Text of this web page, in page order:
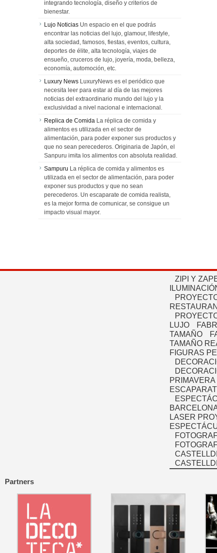
integrando tecnología, diseño y criterios de
bienestar.
Lujo Noticias Un espacio en el que podrás
encontrar las noticias del lujo, glamour, lifestyle,
alta sociedad, famosos, fiestas, eventos, cultura,
deportes de élite, alta tecnología, viajes de
ensueño, cruceros de lujo, joyería, moda, belleza,
economía, automoción, etc.
Luxury News LuxuryNews es el periódico que
necesita leer para estar al día de las mejores
noticias del extraordinario mundo del lujo y la
exclusividad a nivel nacional e internacional.
Replica de Comida La réplica de comida y
alimentos es utilizada en el sector de
alimentación, para poder exponer sus productos y
que no sean perecederos. Originaria de Japón, el
Sanpuru imita los alimentos con absoluta realidad.
Sampuru La réplica de comida y alimentos es
utilizada en el sector de alimentación, para poder
exponer sus productos y que no sean
perecederos. Un escaparate de comida realista,
es la mejor forma de comunicar, se consigue un
impacto visual mayor.
ZIPI Y
LUJO
TAMAÑO
TAMAÑO
FIGURAS
PRIMAVERA
LASER
Partners